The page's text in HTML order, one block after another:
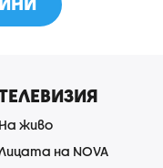
На живо
на NOVA